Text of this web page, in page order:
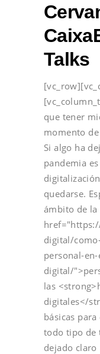
Talks
que tener
momento
Si algo ha
pandemia
quedarse.
ámbito de la
digital/
personal-
digital/
las
digitales</
básicas
todo tipo de
dejado claro